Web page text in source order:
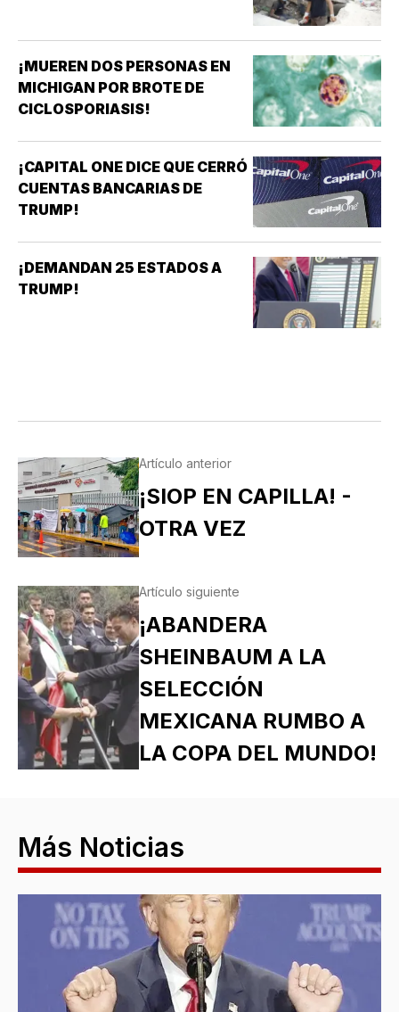
¡MUEREN DOS PERSONAS EN
MICHIGAN POR BROTE DE
CICLOSPORIASIS!
¡CAPITAL ONE DICE QUE CERRÓ
CUENTAS BANCARIAS DE
TRUMP!
¡DEMANDAN 25 ESTADOS A
TRUMP!
Artículo anterior
¡SIOP EN CAPILLA! -
OTRA VEZ
Artículo siguiente
¡ABANDERA
SHEINBAUM A LA
SELECCIÓN
MEXICANA RUMBO A
LA COPA DEL MUNDO!
Más Noticias